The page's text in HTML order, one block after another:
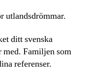
utlandsdrömmar.
ditt svenska
med. Familjen som
referenser.